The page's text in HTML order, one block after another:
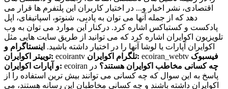
اقتصادی، نشر اخبار و... در اختیار کاربران این پلتفرم ها قرار می
دهد که از جمله آنها می توان به پادبِی، شنوتو، اسپاتیفای، اپل
پادکست و کستباکس اشاره کرد. درکنار این موارد می توان به وب
تلویزیون اکوایران اشاره کرد که می توانید از طریق سایت هایی مثل
اکوایران آپارات یا لوشا آنها را در اختیار داشته باشید. اینستاگرام و
توییتر اکوایران: ecoirantv تلگرام اکوایران: ecoiran_webtv فیسبوک
و آپارات اکوایران: ecoiran چه کسانی مخاطب اکوایران هستند؟ در
پاسخ به این سوال که چه کسانی می توانند بیش ترین استفاده را از
اکوایران داشته باشند و چه کسانی مخاطبان این رسانه هستند، می